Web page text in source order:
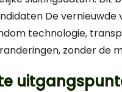
De
technologie,
zonder de